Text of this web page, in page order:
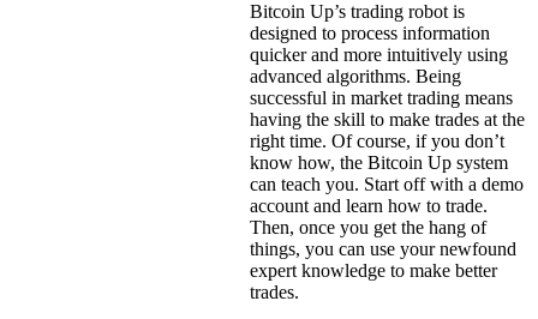
Bitcoin Up’s trading robot is
designed to process information
quicker and more intuitively using
advanced algorithms. Being
successful in market trading means
having the skill to make trades at the
right time. Of course, if you don’t
know how, the Bitcoin Up system
can teach you. Start off with a demo
account and learn how to trade.
Then, once you get the hang of
things, you can use your newfound
expert knowledge to make better
trades.